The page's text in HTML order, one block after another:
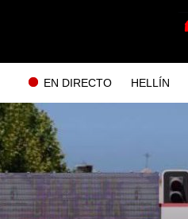
EN DIRECTO HELLÍN